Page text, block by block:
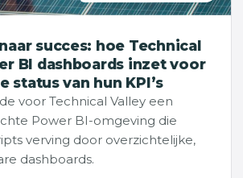
succes: hoe Technical
BI dashboards inzet voor
status van hun KPI’s
voor Technical Valley een
Power BI-omgeving die
verving door overzichtelijke,
dashboards.